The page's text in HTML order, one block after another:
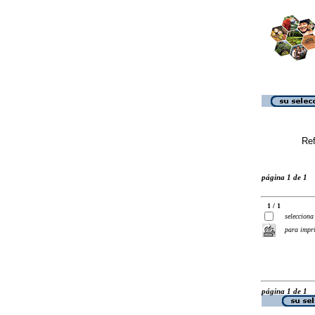
página 1 de 1
1 / 1
selecciona
para
página 1 de 1